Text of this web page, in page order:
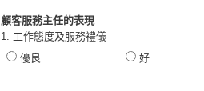
顧客服務主任的表現
1. 工作態度及服務禮儀
優良
好